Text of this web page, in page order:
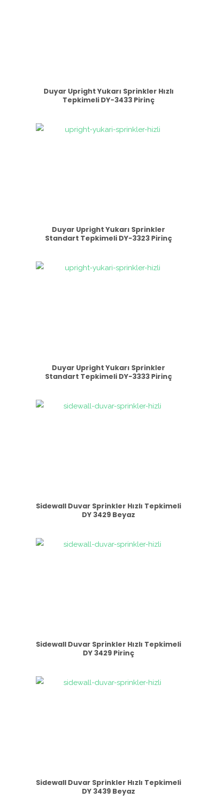
Duyar Upright Yukarı Sprinkler Hızlı
Tepkimeli DY-3433 Pirinç
Duyar Upright Yukarı Sprinkler
Standart Tepkimeli DY-3323 Pirinç
Duyar Upright Yukarı Sprinkler
Standart Tepkimeli DY-3333 Pirinç
Sidewall Duvar Sprinkler Hızlı Tepkimeli
DY 3429 Beyaz
Sidewall Duvar Sprinkler Hızlı Tepkimeli
DY 3429 Pirinç
Sidewall Duvar Sprinkler Hızlı Tepkimeli
DY 3439 Beyaz